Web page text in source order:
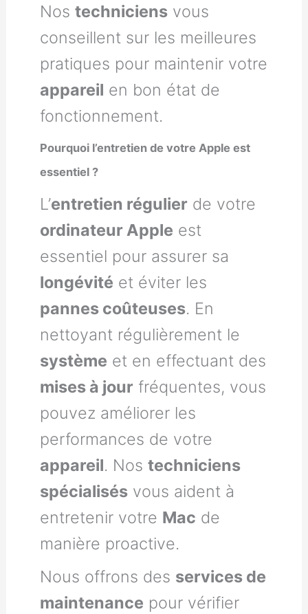
Nostechniciens vous
conseillent sur les meilleures
pratiques pour maintenir votre
appareil en bon état de
fonctionnement.
Pourquoi l’entretien de votre Apple est
essentiel ?
L’entretien régulier de votre
ordinateur Apple est
essentiel pour assurer sa
longévité et éviter les
pannes coûteuses. En
nettoyant régulièrement le
système et en effectuant des
mises à jour fréquentes, vous
pouvez améliorer les
performances de votre
appareil. Nostechniciens
spécialisés vous aident à
entretenir votre Mac de
manière proactive.
Nous offrons des services de
maintenance pour vérifier